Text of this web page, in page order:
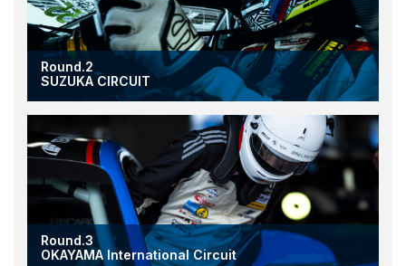
Round.2
SUZUKA CIRCUIT
Round.3
OKAYAMA International Circuit